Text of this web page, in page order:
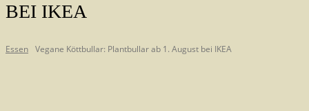
BEI IKEA
Essen Vegane Köttbullar: Plantbullar ab 1. August bei IKEA